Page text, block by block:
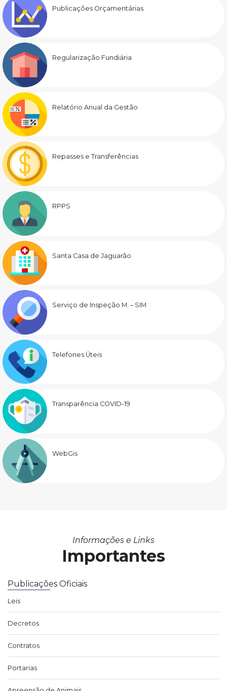
Publicações Orçamentárias
Regularização Fundiária
Relatório Anual da Gestão
Repasses e Transferências
RPPS
Santa Casa de Jaguarão
Serviço de Inspeção M. – SIM
Telefones Úteis
Transparência COVID-19
WebGis
Informações e Links
Importantes
Publicações Oficiais
Leis
Decretos
Contratos
Portarias